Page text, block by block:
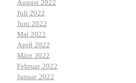
August 2022
Juli 2022
Juni 2022
Mai 2022
April 2022
März 2022
Februar 2022
Januar 2022